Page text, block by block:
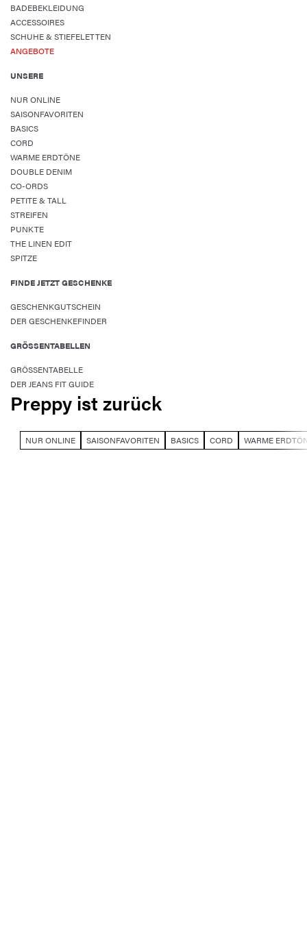
BADEBEKLEIDUNG
ACCESSOIRES
SCHUHE & STIEFELETTEN
ANGEBOTE
UNSERE
NUR ONLINE
SAISONFAVORITEN
BASICS
CORD
WARME ERDTÖNE
DOUBLE DENIM
CO-ORDS
PETITE & TALL
STREIFEN
PUNKTE
THE LINEN EDIT
SPITZE
FINDE JETZT GESCHENKE
GESCHENKGUTSCHEIN
DER GESCHENKEFINDER
GRÖSSENTABELLEN
GRÖSSENTABELLE
DER JEANS FIT GUIDE
Preppy ist zurück
NUR ONLINE SAISONFAVORITEN BASICS CORD WARME